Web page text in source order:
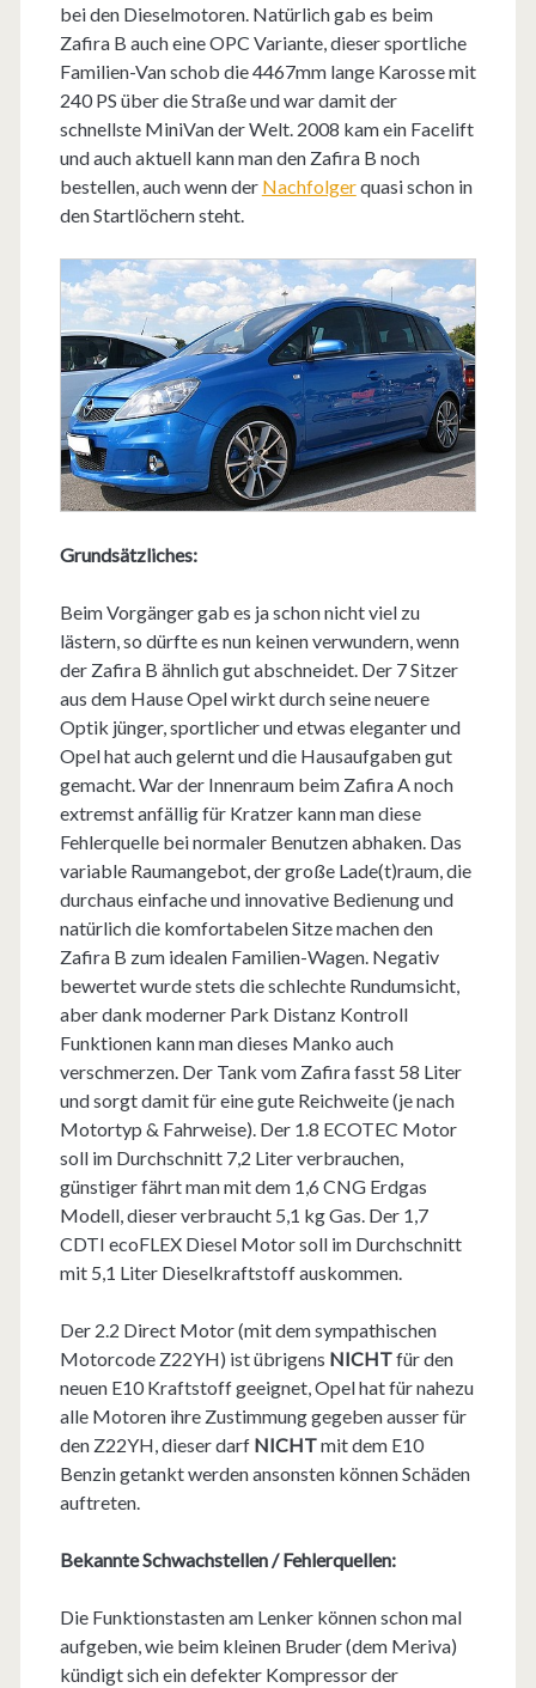
bei den Dieselmotoren. Natürlich gab es beim
Zafira B auch eine OPC Variante, dieser sportliche
Familien-Van schob die 4467mm lange Karosse mit
240 PS über die Straße und war damit der
schnellste MiniVan der Welt. 2008 kam ein Facelift
und auch aktuell kann man den Zafira B noch
bestellen, auch wenn der Nachfolgerquasi schon in
den Startlöchern steht.
Grundsätzliches:
Beim Vorgänger gab es ja schon nicht viel zu
lästern, so dürfte es nun keinen verwundern, wenn
der Zafira B ähnlich gut abschneidet. Der 7 Sitzer
aus dem Hause Opel wirkt durch seine neuere
Optik jünger, sportlicher und etwas eleganter und
Opel hat auch gelernt und die Hausaufgaben gut
gemacht. War der Innenraum beim Zafira A noch
extremst anfällig für Kratzer kann man diese
Fehlerquelle bei normaler Benutzen abhaken. Das
variable Raumangebot, der große Lade(t)raum, die
durchaus einfache und innovative Bedienung und
natürlich die komfortabelen Sitze machen den
Zafira B zum idealen Familien-Wagen. Negativ
bewertet wurde stets die schlechte Rundumsicht,
aber dank moderner Park Distanz Kontroll
Funktionen kann man dieses Manko auch
verschmerzen. Der Tank vom Zafira fasst 58 Liter
und sorgt damit für eine gute Reichweite (je nach
Motortyp & Fahrweise). Der 1.8 ECOTEC Motor
soll im Durchschnitt 7,2 Liter verbrauchen,
günstiger fährt man mit dem 1,6 CNG Erdgas
Modell, dieser verbraucht 5,1 kg Gas. Der 1,7
CDTI ecoFLEX Diesel Motor soll im Durchschnitt
mit 5,1 Liter Dieselkraftstoff auskommen.
Der 2.2 Direct Motor (mit dem sympathischen
Motorcode Z22YH) ist übrigens NICHTfür den
neuen E10 Kraftstoff geeignet, Opel hat für nahezu
alle Motoren ihre Zustimmung gegeben ausser für
den Z22YH, dieser darf NICHTmit dem E10
Benzin getankt werden ansonsten können Schäden
auftreten.
Bekannte Schwachstellen / Fehlerquellen:
Die Funktionstasten am Lenker können schon mal
aufgeben, wie beim kleinen Bruder (dem Meriva)
kündigt sich ein defekter Kompressor der